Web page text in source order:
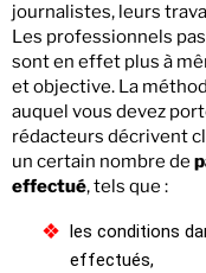
journalistes, leurs
Les professionnels
sont en effet plus à
et objective. La
auquel vous devez
rédacteurs décrivent
un certain nombre de
effectué, tels que :
les conditions
effectués,